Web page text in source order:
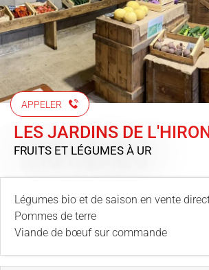
APPELER
LES JARDINS DE
FRUITS ET LÉGUMES À UR
Légumes bio et de saison en vente
Pommes de terre
Viande de bœuf sur commande